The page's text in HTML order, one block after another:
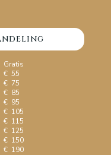
Gratis
€ 55
€ 75
€ 85
€ 95
€ 105
€ 115
€ 125
€ 150
€ 190